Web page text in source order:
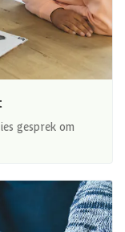
gesprek om